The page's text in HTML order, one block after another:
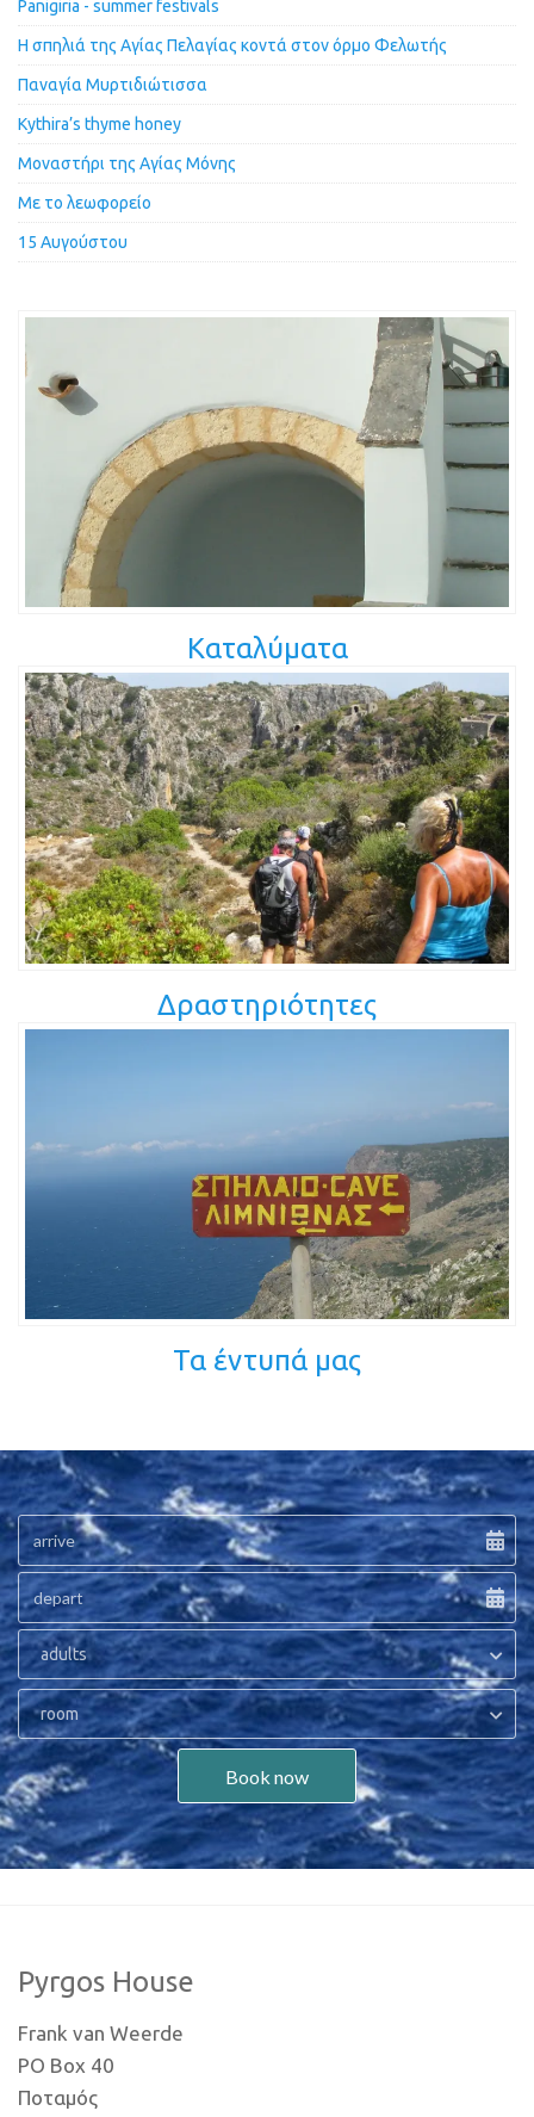
Panigiria - summer festivals
Η σπηλιά της Αγίας Πελαγίας κοντά στον όρμο Φελωτής
Παναγία Μυρτιδιώτισσα
Kythira’s thyme honey
Μοναστήρι της Αγίας Μόνης
Με το λεωφορείο
15 Αυγούστου
Καταλύματα
Δραστηριότητες
Τα έντυπά μας
adults
room
Book now
Pyrgos House
Frank van Weerde
PO Box 40
Ποταμός